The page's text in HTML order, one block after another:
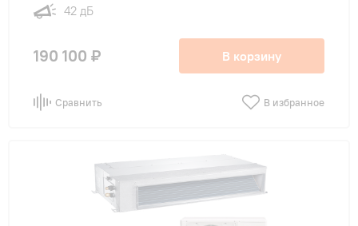
42 дБ
190 100 ₽ В корзину
Сравнить В избранное